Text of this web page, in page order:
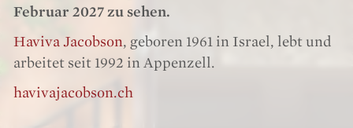
Februar 2027 zu sehen.
Haviva Jacobson, geboren 1961 in Israel, lebt und
arbeitet seit 1992 in Appenzell.
havivajacobson.ch